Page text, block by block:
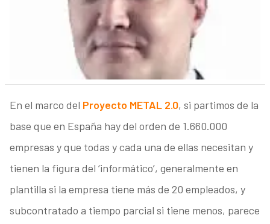
En el marco del Proyecto METAL 2.0, si partimos de la
base que en España hay del orden de 1.660.000
empresas y que todas y cada una de ellas necesitan y
tienen la figura del ‘informático’, generalmente en
plantilla si la empresa tiene más de 20 empleados, y
subcontratado a tiempo parcial si tiene menos, parece